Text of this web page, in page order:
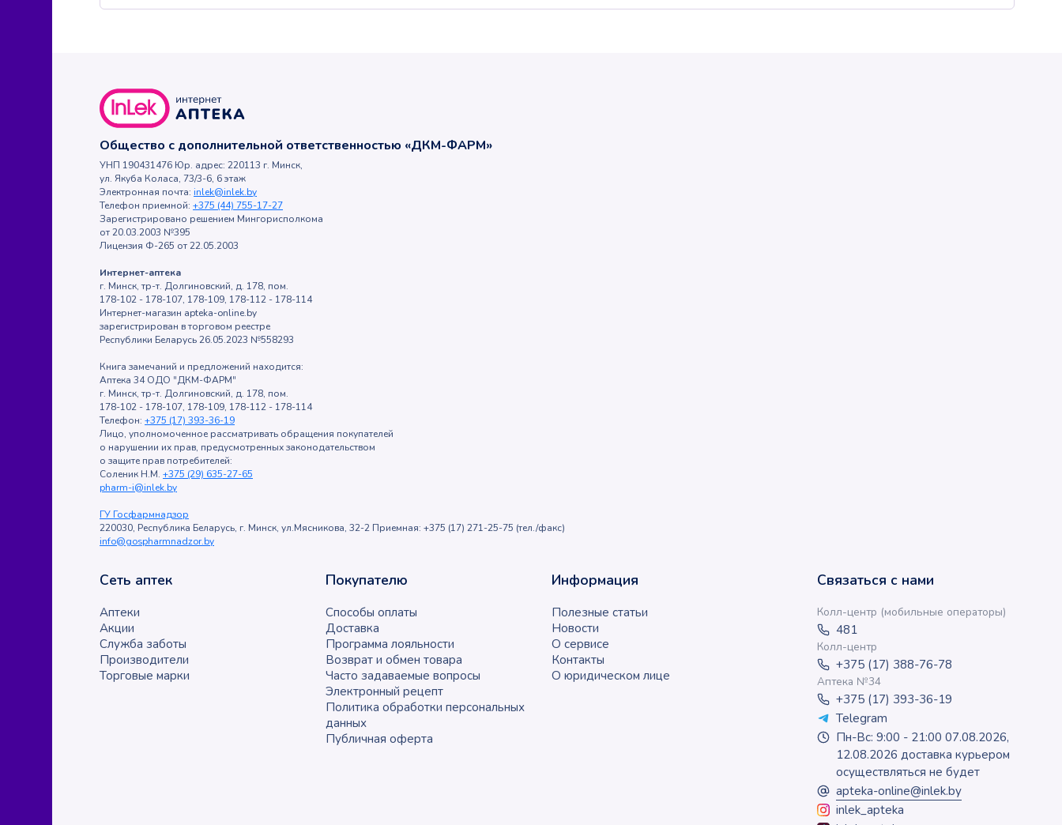
Общество с дополнительной ответственностью «ДКМ-ФАРМ»
УНП 190431476 Юр. адрес: 220113 г. Минск,
ул. Якуба Коласа, 73/3-6, 6 этаж
Электронная почта: inlek@inlek.by
Телефон приемной: +375 (44) 755-17-27
Зарегистрировано решением Мингорисполкома
от 20.03.2003 №395
Лицензия Ф-265 от 22.05.2003
Интернет-аптека
г. Минск, тр-т. Долгиновский, д. 178, пом.
178-102 - 178-107, 178-109, 178-112 - 178-114
Интернет-магазин apteka-online.by
зарегистрирован в торговом реестре
Республики Беларусь 26.05.2023 №558293
Книга замечаний и предложений находится:
Аптека 34 ОДО "ДКМ-ФАРМ"
г. Минск, тр-т. Долгиновский, д. 178, пом.
178-102 - 178-107, 178-109, 178-112 - 178-114
Телефон: +375 (17) 393-36-19
Лицо, уполномоченное рассматривать обращения покупателей
о нарушении их прав, предусмотренных законодательством
о защите прав потребителей:
Соленик Н.М. +375 (29) 635-27-65
pharm-i@inlek.by
ГУ Госфармнадзор
220030, Республика Беларусь, г. Минск, ул.Мясникова, 32-2 Приемная: +375 (17) 271-25-75 (тел./факс)
info@gospharmnadzor.by
Сеть аптек
Аптеки
Акции
Служба заботы
Производители
Торговые марки
Покупателю
Способы оплаты
Доставка
Программа лояльности
Возврат и обмен товара
Часто задаваемые вопросы
Электронный рецепт
Политика обработки персональных
данных
Публичная оферта
Информация
Полезные статьи
Новости
О сервисе
Контакты
О юридическом лице
Связаться с нами
Колл-центр (мобильные операторы)
481
Колл-центр
+375 (17) 388-76-78
Аптека №34
+375 (17) 393-36-19
Telegram
Пн-Вс: 9:00 - 21:00 07.08.2026,
12.08.2026 доставка курьером
осуществляться не будет
apteka-online@inlek.by
inlek_apteka